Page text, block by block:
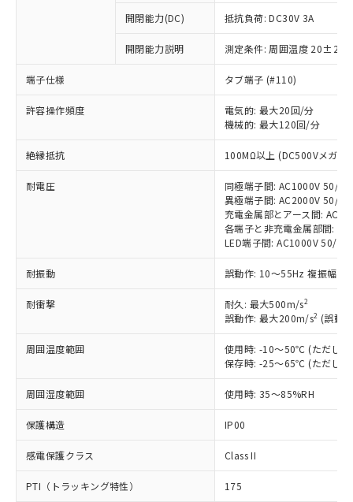
開閉能力(DC) 抵抗負荷: DC30V 3A
開閉能力説明 測定条件: 周囲温度 20±2℃
端子仕様 タブ端子 (#110)
許容操作頻度
電気的: 最大20回/分
機械的: 最大120回/分
絶縁抵抗 100MΩ以上 (DC500Vメガ)
耐電圧
同極端子間: AC1000V 50/
異極端子間: AC2000V 50/
充電金属部とアース間:
各端子と非充電金属部間:
LED端子間: AC1000V 50/
耐振動 誤動作: 10～55Hz 複振幅
耐衝撃 耐久: 最大500m/s2
誤動作: 最大200m/s2 (誤動
周囲温度範囲
使用時: -10～50℃ (ただし、
保存時: -25～65℃ (ただし、
周囲湿度範囲 使用時: 35～85%RH
保護構造 IP00
感電保護クラス Class II
PTI（トラッキング特性） 175
以下の条件をお読みいただき、同意のうえ
本サービスは、当社制御機器事業取扱
商品の当社在庫状況および標準価格
(税抜)を提供させていただくもので
当社制御機器事業取扱商品の中には、
本サービスの対象外となる商品もある
在庫状況および標準価格照会結果は、
記載している更新日時点での社内デー
タに基づき作成されるものであり、閲
覧された時点での実際の在庫および標
準価格とは異なる場合があることをご
了承ください。
※1 対応状況
対応済み：EU RoHS指令（10物質）の
非含有に対応した製品が提供可能な商品で
対応予定：EU RoHS指令（10物質）の非含
有に対応した製品に切り替える予定のある
対応予定なし：EU RoHS指令（10物質）の
調査・確認中：EU RoHS指令（10物質）の
非含有の対応状況を調査中または確認中の
非該当品：ライセンス料など無形物で、有
害物質有無と関係のない商品です。
仕入先様の事情により、非含有部品として
いたものが、含有品と判明した場合などや
むを得ず変更することがあります。
ミウム(Cd) 100ppm以下、
六価クロム(Cr(Ⅵ)) 1000ppm以下、ポリ臭化ビフェニル
類(PBB) 1000ppm以下、ポリ臭化ジフェニルエーテル類
(PBDE) 1000ppm以下、フタル酸ビス(2-エチルヘキシ
「○」：最大均質材料含有率が中国RoHSの
基準値以下であることを示します。
「×」：最大均質材料含有率が中国RoHSの
基準値を超えていることを示します。
「－」：未確認です。当社販売部門へお問
*中国RoHS10物質の基準値 (GB/T26572)：
Pb(鉛) :1000ppm、 Hg(水銀) : 1000ppm、 Cd(カドミウ
Cr(Ⅵ)(六価クロム) : 1000ppm、 PBBs(ポリ臭化ビフェ
当社は、これら貴社製品のうち、外国
為替および外国貿易法に定める商品
（以下｢規制貨物等」という）を輸出
または国外への提供する場合は、日本
国政府の輸出許可(または役務取引許
可)を取得するなどの必要な手続きを
とります。
号
一定数以上の在庫あり